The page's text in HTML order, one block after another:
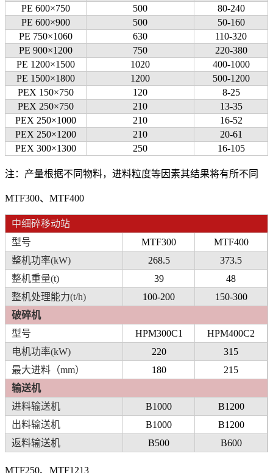
PE 600×750
500
80-240
PE 600×900
500
50-160
PE 750×1060
630
110-320
PE 900×1200
750
220-380
PE 1200×1500
1020
400-1000
PE 1500×1800
1200
500-1200
PEX 150×750
120
8-25
PEX 250×750
210
13-35
PEX 250×1000
210
16-52
PEX 250×1200
210
20-61
PEX 300×1300
250 16-105
注：产量根据不同物料，进料粒度等因素其结果将有所不同
MTF300、MTF400
中细碎移动站
型号
MTF300
MTF400
整机功率(kW)
268.5
373.5
整机重量(t)
39
48
整机处理能力(t/h)
100-200
150-300
破碎机
型号
HPM300C1
HPM400C2
电机功率(kW)
220
315
最大进料（mm）
180
215
输送机
进料输送机
B1000
B1200
出料输送机
B1000
B1200
返料输送机
B500 B600
MTF250、MTF1213